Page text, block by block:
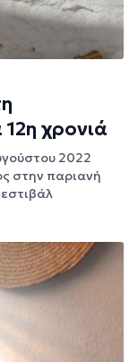
χρονιά
2022
στην παριανή